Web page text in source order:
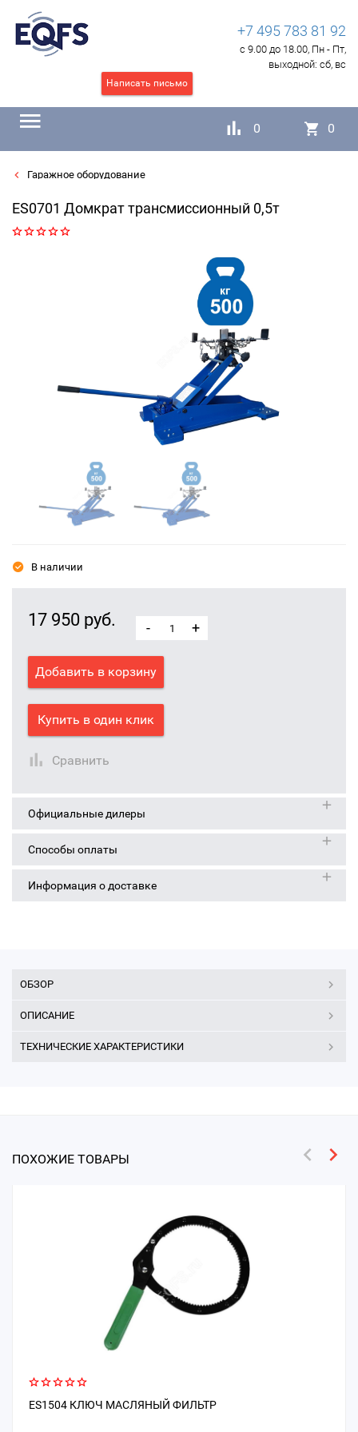
+7 495 783 81 92
с 9.00 до 18.00, Пн - Пт,
выходной: сб, вс
Написать письмо
0 0
Гаражное оборудование
ES0701 Домкрат трансмиссионный 0,5т
В наличии
17 950 руб. - +
Добавить в корзину
Купить в один клик
Сравнить
Официальные дилеры
Способы оплаты
Информация о доставке
ОБЗОР
ОПИСАНИЕ
ТЕХНИЧЕСКИЕ ХАРАКТЕРИСТИКИ
ПОХОЖИЕ ТОВАРЫ
ES1504 КЛЮЧ МАСЛЯНЫЙ ФИЛЬТР